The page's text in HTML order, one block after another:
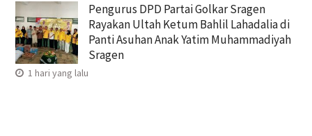
Pengurus DPD Partai Golkar Sragen
Rayakan Ultah Ketum Bahlil Lahadalia di
Panti Asuhan Anak Yatim Muhammadiyah
Sragen
1 hari yang lalu